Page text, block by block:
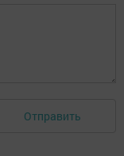
Отправить